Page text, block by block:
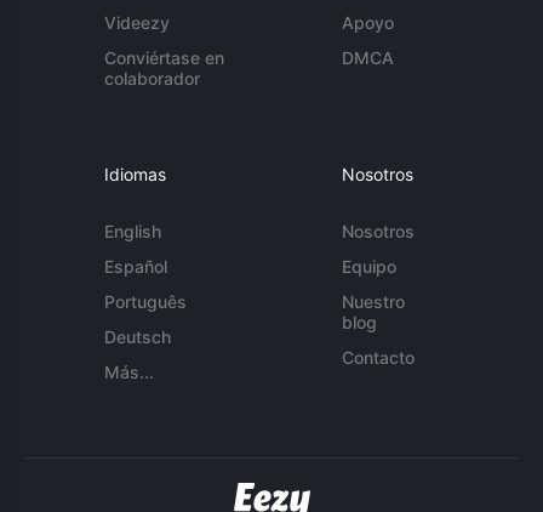
Videezy
Conviértase en
colaborador
Apoyo
DMCA
Idiomas
English
Español
Português
Deutsch
Más...
Nosotros
Nosotros
Equipo
Nuestro
blog
Contacto